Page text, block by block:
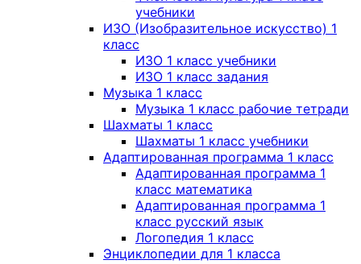
учебники
ИЗО (Изобразительное искусство) 1
класс
ИЗО 1 класс учебники
ИЗО 1 класс задания
Музыка 1 класс
Музыка 1 класс рабочие тетради
Шахматы 1 класс
Шахматы 1 класс учебники
Адаптированная программа 1 класс
Адаптированная программа 1
класс математика
Адаптированная программа 1
класс русский язык
Логопедия 1 класс
Энциклопедии для 1 класса